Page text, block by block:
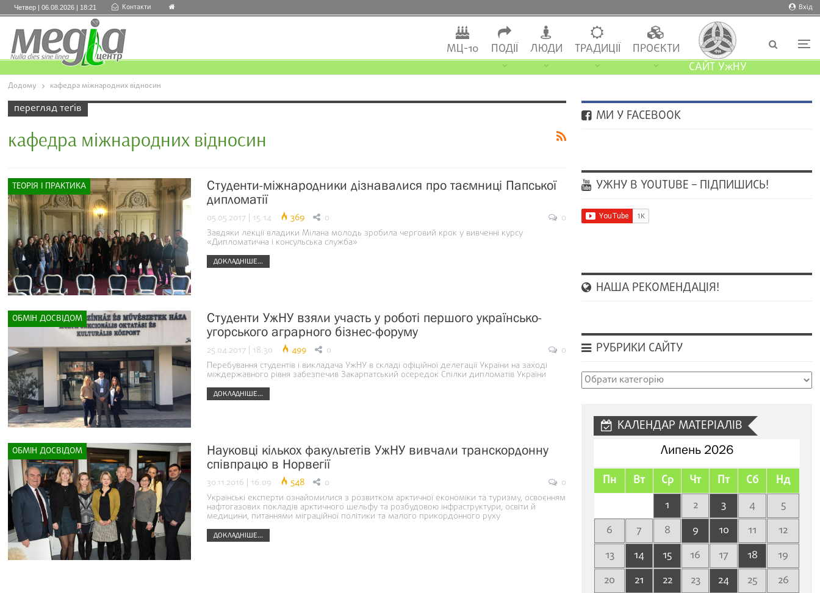
Вхід
Четвер | 06.08.2026 | 18:21 Контакти
МЦ-10 ПОДІЇ ЛЮДИ ТРАДИЦІЇ
ПРОЄКТИ
САЙТ УжНУ
Додому кафедра міжнародних відносин
перегляд теґів
кафедра міжнародних відносин
ТЕОРІЯ І ПРАКТИКА
Студенти-міжнародники дізнавалися про таємниці Папської
дипломатії
05.05.2017 | 15:14 369 0
0
Завдяки лекції владики Мілана молодь зробила черговий крок у вивченні курсу
«Дипломатична і консульська служба»
ДОКЛАДНІШЕ...
ОБМІН ДОСВІДОМ
Студенти УжНУ взяли участь у роботі першого українсько-
угорського аграрного бізнес-форуму
25.04.2017 | 18:30 499 0
0
Перебування студентів і викладача УжНУ в складі офіційної делегації України на заході
міждержавного рівня забезпечив Закарпатський осередок Спілки дипломатів України
ДОКЛАДНІШЕ...
ОБМІН ДОСВІДОМ
Науковці кількох факультетів УжНУ вивчали транскордонну
співпрацю в Норвегії
30.11.2016 | 16:09 548 0
0
Українські експерти ознайомилися з розвитком арктичної економіки та туризму, освоєнням
нафтогазових покладів арктичного шельфу та розбудовою інфраструктури, освіти й
медицини, питаннями міграційної політики та малого прикордонного руху
ДОКЛАДНІШЕ...
МИ У FACEBOOK
УЖНУ В YOUTUBE – ПІДПИШИСЬ!
НАША РЕКОМЕНДАЦІЯ!
РУБРИКИ САЙТУ
Рубрики
КАЛЕНДАР МАТЕРІАЛІВ
Липень 2026
Пн Вт Ср Чт Пт Сб Нд
1 2 3 4
5
6
7 8 9 10 11
12
13
14 15 16 17 18
19
20
21 22 23 24 25
26